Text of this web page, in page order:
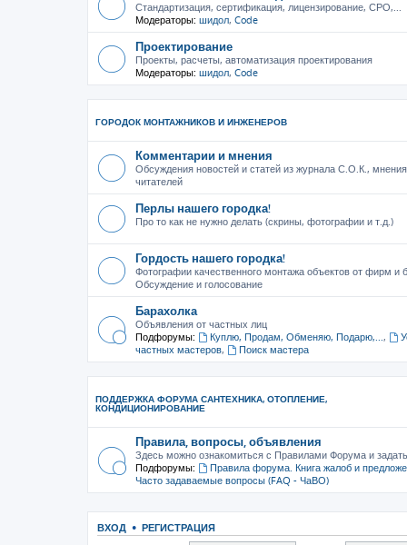
Стандартизация, сертификация, лицензирование, СРО,...
Модераторы: шидол, Code
Проектирование
Проекты, расчеты, автоматизация проектирования
Модераторы: шидол, Code
ГОРОДОК МОНТАЖНИКОВ И ИНЖЕНЕРОВ
Комментарии и мнения
Обсуждения новостей и статей из журнала С.О.К., мнения
читателей
Перлы нашего городка!
Про то как не нужно делать (скрины, фотографии и т.д.)
Гордость нашего городка!
Фотографии качественного монтажа объектов от фирм и
Обсуждение и голосование
Барахолка
Объявления от частных лиц
Подфорумы:
Куплю, Продам, Обменяю, Подарю,...,
частных мастеров, Поиск мастера
ПОДДЕРЖКА ФОРУМА САНТЕХНИКА, ОТОПЛЕНИЕ,
КОНДИЦИОНИРОВАНИЕ
Правила, вопросы, объявления
Здесь можно ознакомиться с Правилами Форума и
Подфорумы:
Правила форума. Книга жалоб и
Часто задаваемые вопросы (FAQ - ЧаВО)
ВХОД • РЕГИСТРАЦИЯ